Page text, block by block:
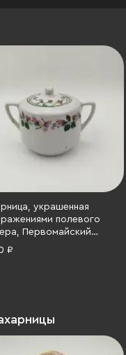
украшенная
полевого
Первомайский
завод
₽